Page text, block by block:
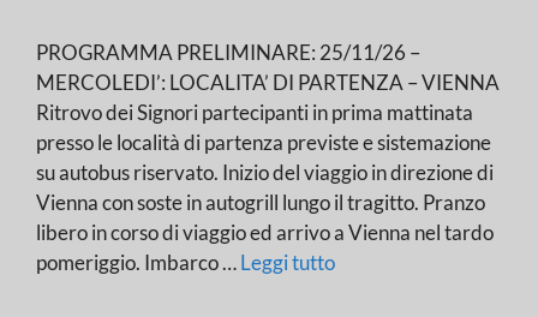
PROGRAMMA PRELIMINARE: 25/11/26 –
MERCOLEDI’: LOCALITA’ DI PARTENZA – VIENNA
Ritrovo dei Signori partecipanti in prima mattinata
presso le località di partenza previste e sistemazione
su autobus riservato. Inizio del viaggio in direzione di
Vienna con soste in autogrill lungo il tragitto. Pranzo
libero in corso di viaggio ed arrivo a Vienna nel tardo
pomeriggio. Imbarco …Leggi tutto